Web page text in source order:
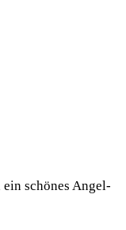
ein schö­nes Angel­